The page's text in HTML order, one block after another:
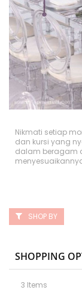
Nikmati setiap
dan kursi yang
dalam beragam
3 Items
SHOP BY
SHOPPING